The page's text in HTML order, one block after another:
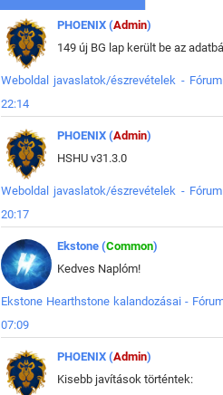
PHOENIX (Admin)
Weboldal javaslatok/észrevételek - Fórum
22:14
PHOENIX (Admin)
HSHU v31.3.0
Weboldal javaslatok/észrevételek - Fórum
20:17
Ekstone (Common)
Kedves Naplóm!
Ekstone Hearthstone kalandozásai -
07:09
PHOENIX (Admin)
Kisebb javítások történtek: